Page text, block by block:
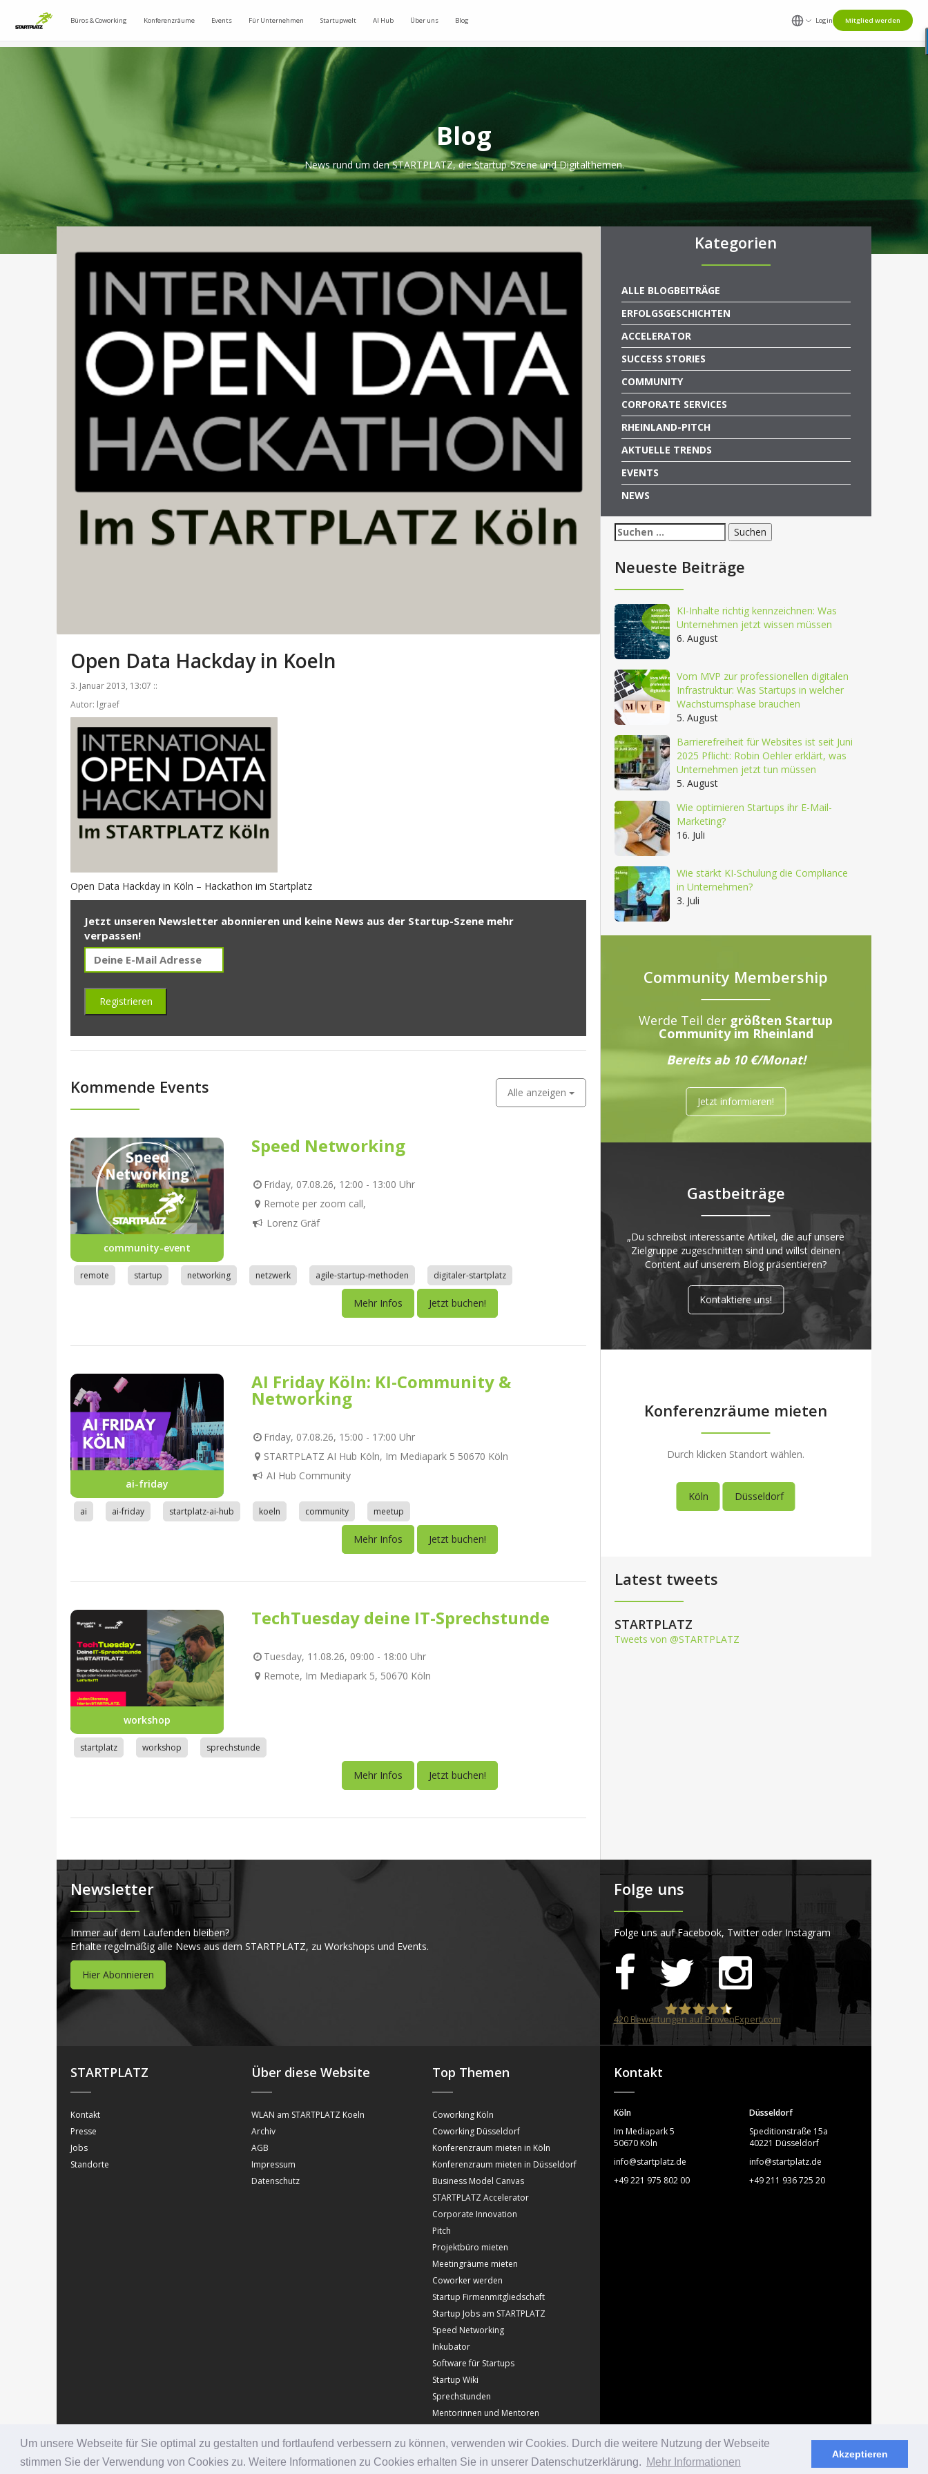
Um unsere Webseite für Sie optimal zu gestalten und fortlaufend verbessern zu können, verwenden wir Cookies. Durch die weitere Nutzung der Webseite
stimmen Sie der Verwendung von Cookies zu. Weitere Informationen zu Cookies erhalten Sie in unserer Datenschutzerklärung. Mehr Informationen
Akzeptieren
Büros & Coworking Konferenzräume Events Für Unternehmen Startupwelt AI Hub Über uns Blog Login Mitglied werden
Blog
News rund um den STARTPLATZ, die Startup-Szene und Digitalthemen.
Open Data Hackday in Koeln
3. Januar 2013, 13:07 ::
Autor: lgraef
Open Data Hackday in Köln – Hackathon im Startplatz
Jetzt unseren Newsletter abonnieren und keine News aus der Startup-Szene mehr
verpassen!
Kommende Events Alle anzeigen
community-event
Speed Networking
Friday, 07.08.26, 12:00 - 13:00 Uhr
Remote per zoom call,
Lorenz Gräf
remote startup networking netzwerk agile-startup-methoden digitaler-startplatz
Mehr Infos Jetzt buchen!
ai-friday
AI Friday Köln: KI-Community &
Networking
Friday, 07.08.26, 15:00 - 17:00 Uhr
STARTPLATZ AI Hub Köln, Im Mediapark 5 50670 Köln
AI Hub Community
ai ai-friday startplatz-ai-hub koeln community meetup
Mehr Infos Jetzt buchen!
workshop
TechTuesday deine IT-Sprechstunde
Tuesday, 11.08.26, 09:00 - 18:00 Uhr
Remote, Im Mediapark 5, 50670 Köln
startplatz workshop sprechstunde
Mehr Infos Jetzt buchen!
Kategorien
ALLE BLOGBEITRÄGE
ERFOLGSGESCHICHTEN
ACCELERATOR
SUCCESS STORIES
COMMUNITY
CORPORATE SERVICES
RHEINLAND-PITCH
AKTUELLE TRENDS
EVENTS
NEWS
Suchen
nach:
Neueste Beiträge
KI-Inhalte richtig kennzeichnen: Was
Unternehmen jetzt wissen müssen
6. August
Vom MVP zur professionellen digitalen
Infrastruktur: Was Startups in welcher
Wachstumsphase brauchen
5. August
Barrierefreiheit für Websites ist seit Juni
2025 Pflicht: Robin Oehler erklärt, was
Unternehmen jetzt tun müssen
5. August
Wie optimieren Startups ihr E-Mail-
Marketing?
16. Juli
Wie stärkt KI-Schulung die Compliance
in Unternehmen?
3. Juli
Community Membership
Werde Teil der größten Startup
Community im Rheinland
Bereits ab 10 €/Monat!
Jetzt informieren!
Gastbeiträge
„Du schreibst interessante Artikel, die auf unsere
Zielgruppe zugeschnitten sind und willst deinen
Content auf unserem Blog präsentieren?
Kontaktiere uns!
Konferenzräume mieten
Durch klicken Standort wählen.
Köln Düsseldorf
Latest tweets
STARTPLATZ
Tweets von @STARTPLATZ
Newsletter
Immer auf dem Laufenden bleiben?
Erhalte regelmäßig alle News aus dem STARTPLATZ, zu Workshops und Events.
Hier Abonnieren
Folge uns
Folge uns auf Facebook, Twitter oder Instagram
STARTPLATZ
420Bewertungen auf ProvenExpert.com
STARTPLATZ
Kontakt
Presse
Jobs
Standorte
Über diese Website
WLAN am STARTPLATZ Koeln
Archiv
AGB
Impressum
Datenschutz
Top Themen
Coworking Köln
Coworking Düsseldorf
Konferenzraum mieten in Köln
Konferenzraum mieten in Düsseldorf
Business Model Canvas
STARTPLATZ Accelerator
Corporate Innovation
Pitch
Projektbüro mieten
Meetingräume mieten
Coworker werden
Startup Firmenmitgliedschaft
Startup Jobs am STARTPLATZ
Speed Networking
Inkubator
Software für Startups
Startup Wiki
Sprechstunden
Mentorinnen und Mentoren
Kontakt
Köln
Im Mediapark 5
50670 Köln
info@startplatz.de
+49 221 975 802 00
Düsseldorf
Speditionstraße 15a
40221 Düsseldorf
info@startplatz.de
+49 211 936 725 20
© Copyright Startplatz 2026